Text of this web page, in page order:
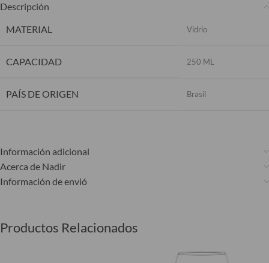
Descripción
MATERIAL
Vidrio
CAPACIDAD 250 ML
PAÍS DE ORIGEN Brasil
Información adicional
Acerca de Nadir
Información de envió
Productos Relacionados